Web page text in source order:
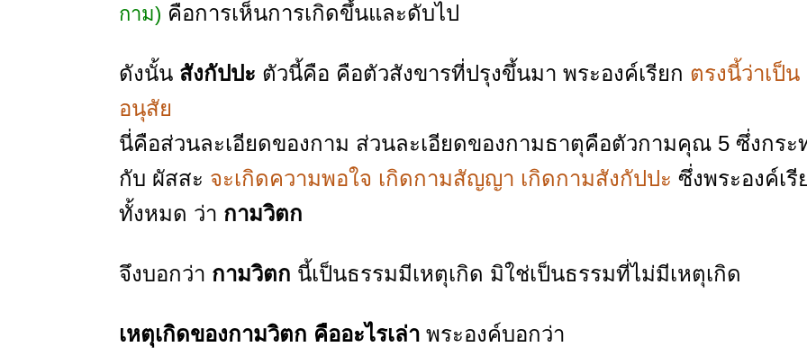
กาม) คือการเห็นการเกิดขึ้นและดับไป
ดังนั้น สังกัปปะ ตัวนี้คือ คือตัวสังขารที่ปรุงขึ้นมา พระองค์เรียก ตรงนี้ว่าเป็น
อนุสัย
นี่คือส่วนละเอียดของกาม ส่วนละเอียดของกามธาตุคือตัวกามคุณ 5 ซึ่งกระ
กับ ผัสสะ จะเกิดความพอใจ เกิดกามสัญญา เกิดกามสังกัปปะ ซึ่งพระองค์เรี
ทั้งหมด ว่า กามวิตก
จึงบอกว่า กามวิตก นี้เป็นธรรมมีเหตุเกิด มิใช่เป็นธรรมที่ไม่มีเหตุเกิด
เหตุเกิดของกามวิตก คืออะไรเล่า พระองค์บอกว่า